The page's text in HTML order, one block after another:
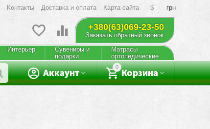
$ грн
Контакты Доставка и оплата Карта сайта
+380(63)069-23-50
Заказать обратный звонок
Интерьер
Сувениры и
подарки
Матрасы
ортопедические
0
Корзина
Аккаунт